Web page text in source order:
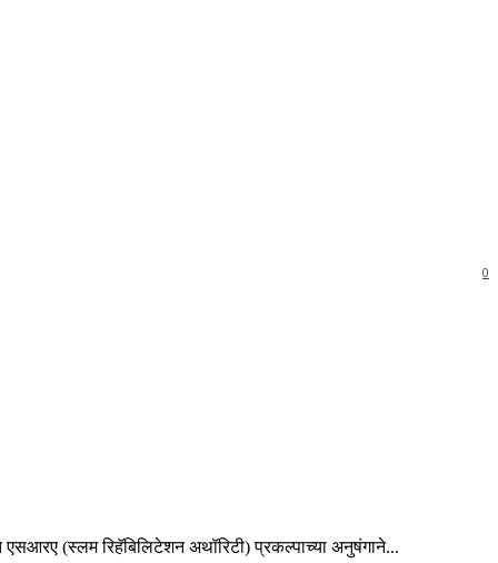
0
एसआरए (स्लम रिहॅबिलिटेशन अथॉरिटी) प्रकल्पाच्या अनुषंगाने...